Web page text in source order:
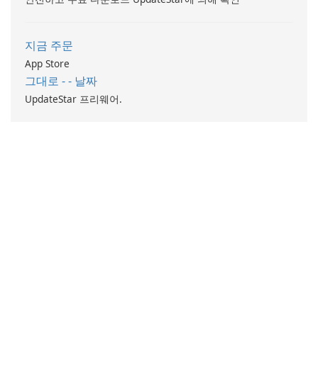
지금 주문
App Store
그대로 - - 날짜
UpdateStar 프리웨어.